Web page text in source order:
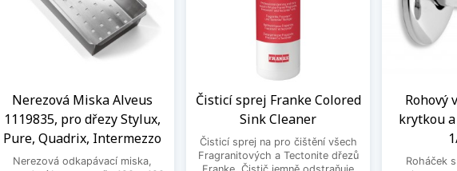
Nerezová Miska Alveus
1119835, pro dřezy Stylux,
Pure, Quadrix, Intermezzo
Nerezová odkapávací miska,
Čisticí sprej Franke Colored
Sink Cleaner
Čisticí sprej na pro čištění všech
Fragranitových a Tectonite dřezů
Rohový
krytkou
Roháček